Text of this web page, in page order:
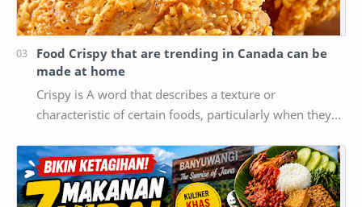
Food Crispy that are trending in Canada can be
made at home
Crispy is A word that describes a texture or
characteristic of certain foods, particularly when they